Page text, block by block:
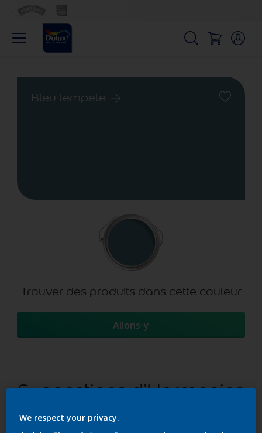
Bleu tempete
Trouver des produits dans cette couleur
Allons-y
Suggestions d'Harmonies
We respect your privacy.